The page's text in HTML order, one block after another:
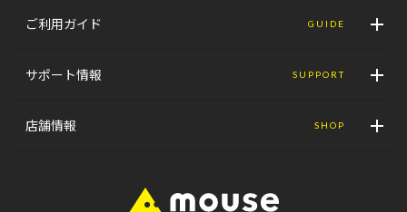
ご利用ガイド GUIDE
サポート情報 SUPPORT
店舗情報 SHOP